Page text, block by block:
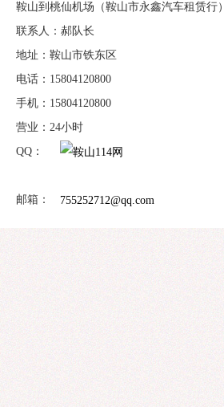
鞍山到桃仙机场（鞍山市永鑫汽车租赁行）
联系人：郝队长
地址：鞍山市铁东区
电话：15804120800
手机：15804120800
营业：24小时
QQ：
邮箱： 755252712@qq.com